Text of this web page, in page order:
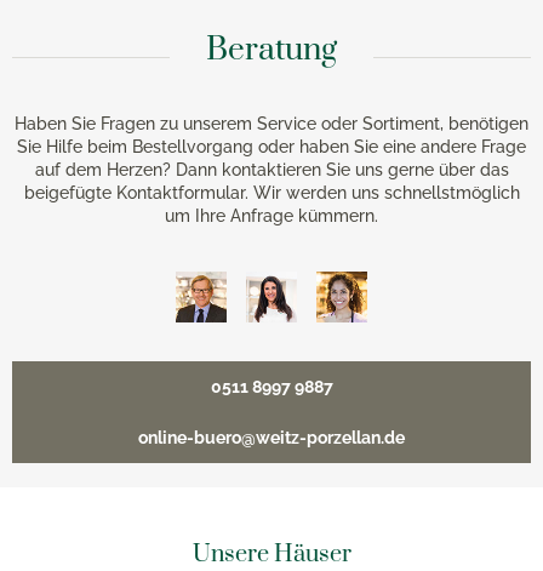
Beratung
Haben Sie Fragen zu unserem Service oder Sortiment, benötigen
Sie Hilfe beim Bestellvorgang oder haben Sie eine andere Frage
auf dem Herzen? Dann kontaktieren Sie uns gerne über das
beigefügte Kontaktformular. Wir werden uns schnellstmöglich
um Ihre Anfrage kümmern.
0511 8997 9887
online-buero@weitz-porzellan.de
Unsere Häuser